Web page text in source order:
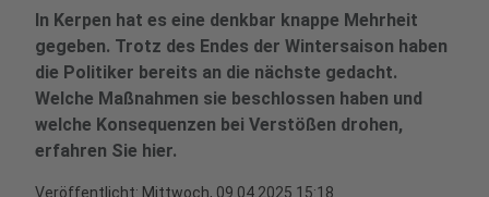
In Kerpen hat es eine denkbar knappe Mehrheit
gegeben. Trotz des Endes der Wintersaison haben
die Politiker bereits an die nächste gedacht.
Welche Maßnahmen sie beschlossen haben und
welche Konsequenzen bei Verstößen drohen,
erfahren Sie hier.
Veröffentlicht: Mittwoch, 09.04.2025 15:18